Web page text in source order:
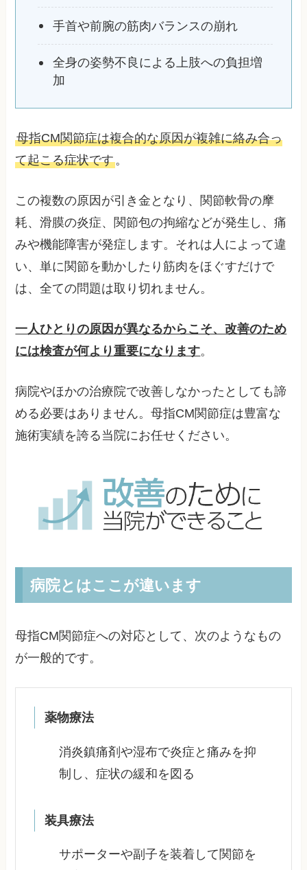
手首や前腕の筋肉バランスの崩れ
全身の姿勢不良による上肢への負担増
加
母指CM関節症は複合的な原因が複雑に絡み合っ
て起こる症状です。
この複数の原因が引き金となり、関節軟骨の摩
耗、滑膜の炎症、関節包の拘縮などが発生し、痛
みや機能障害が発症します。それは人によって違
い、単に関節を動かしたり筋肉をほぐすだけで
は、全ての問題は取り切れません。
一人ひとりの原因が異なるからこそ、改善のため
には検査が何より重要になります。
病院やほかの治療院で改善しなかったとしても諦
める必要はありません。母指CM関節症は豊富な
施術実績を誇る当院にお任せください。
病院とはここが違います
母指CM関節症への対応として、次のようなもの
が一般的です。
薬物療法
消炎鎮痛剤や湿布で炎症と痛みを抑
制し、症状の緩和を図る
装具療法
サポーターや副子を装着して関節を